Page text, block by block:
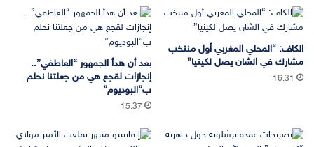
الكاف: “المحلي المغربي أول منتخب
مشارك في الشان يصل لكينيا”
16:31
بعد أن هدأ الجمهور “العاطفي”..
إنجازات لقجع هي من جعلتنا نحلم
ب”البوديوم”
15:37